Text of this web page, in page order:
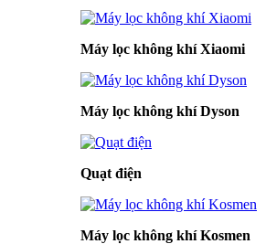
Máy lọc không khí Xiaomi
Máy lọc không khí Dyson
Quạt điện
Máy lọc không khí Kosmen